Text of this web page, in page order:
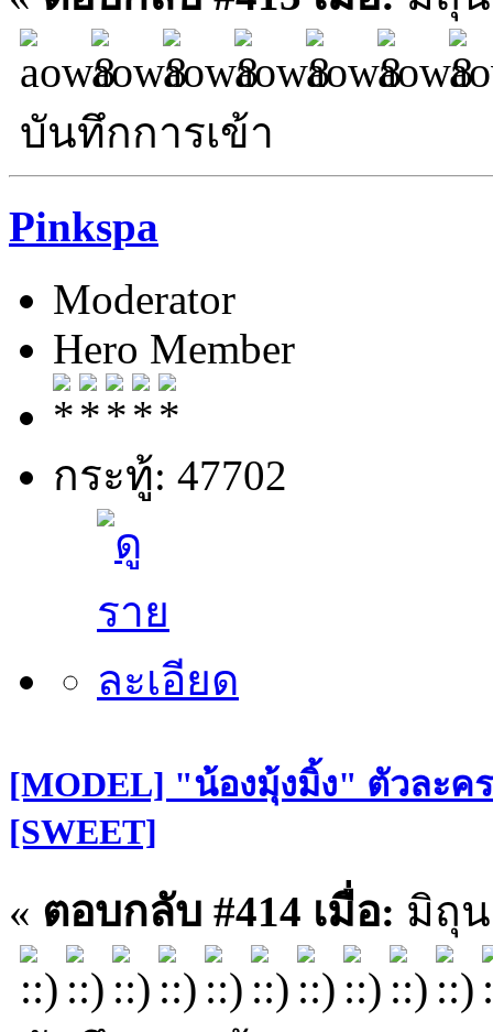
บันทึกการเข้า
Pinkspa
Moderator
Hero Member
กระทู้: 47702
[MODEL] "น้องมุ้งมิ้ง" ตัวละค
[SWEET]
« ตอบกลับ #414 เมื่อ: มิถุน